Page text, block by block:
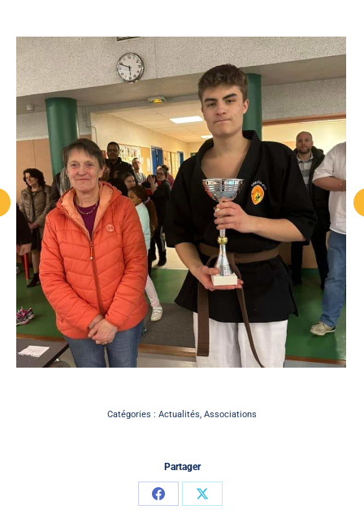
Catégories : Actualités, Associations
Partager
PartagerPartager